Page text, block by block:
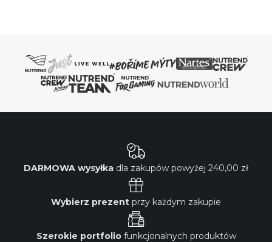
DARMOWA wysyłka dla zakupów powyżej 240,00 zł
Wybierz prezent przy każdym zakupie
Szerokie portfoliofunkcjonalnych produktów